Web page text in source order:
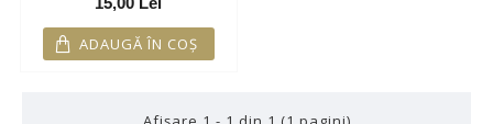
ADAUGĂ ÎN COŞ